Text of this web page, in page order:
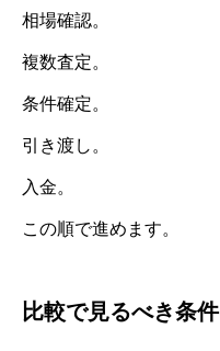
相場確認。
複数査定。
条件確定。
引き渡し。
入金。
この順で進めます。
比較で見るべき条件